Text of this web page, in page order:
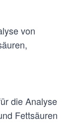
Mid-
Polar
von
die Analyse
Fettsäuren